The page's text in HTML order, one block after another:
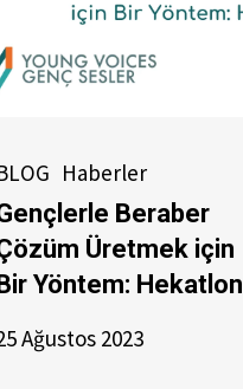
Haberler
Beraber
Üretmek için
Yöntem: Hekatlon
Ağustos 2023